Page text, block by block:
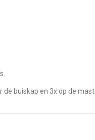
de buiskap en 3x op de mast